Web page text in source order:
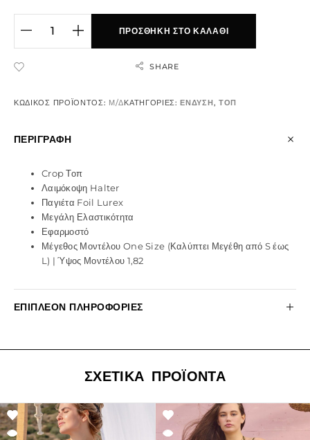
ΠΡΟΣΘΉΚΗ ΣΤΟ ΚΑΛΆΘΙ
SHARE
ΚΩΔΙΚΌΣ ΠΡΟΪΌΝΤΟΣ: Μ/ΔΚΑΤΗΓΟΡΊΕΣ:ΕΝΔΥΣΗ, ΤΟΠ
ΠΕΡΙΓΡΑΦΉ
Crop Τοπ
Λαιμόκοψη Halter
Παγιέτα Foil Lurex
Μεγάλη Ελαστικότητα
Εφαρμοστό
Μέγεθος Μοντέλου One Size (Καλύπτει Μεγέθη από S έως
L) | Ύψος Μοντέλου 1,82
ΕΠΙΠΛΈΟΝ ΠΛΗΡΟΦΟΡΊΕΣ
ΣΧΕΤΙΚΆ ΠΡΟΪΌΝΤΑ